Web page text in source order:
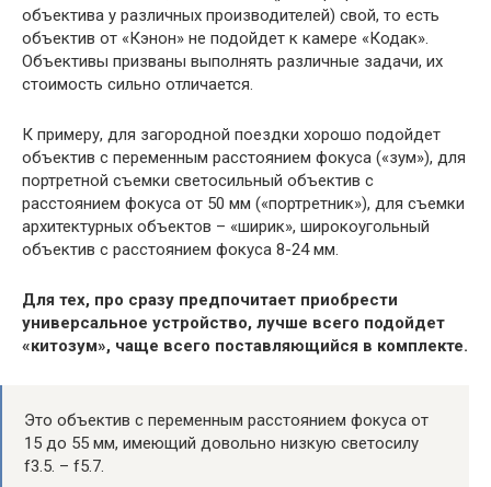
объектива у различных производителей) свой, то есть
объектив от «Кэнон» не подойдет к камере «Кодак».
Объективы призваны выполнять различные задачи, их
стоимость сильно отличается.
К примеру, для загородной поездки хорошо подойдет
объектив с переменным расстоянием фокуса («зум»), для
портретной съемки светосильный объектив с
расстоянием фокуса от 50 мм («портретник»), для съемки
архитектурных объектов – «ширик», широкоугольный
объектив с расстоянием фокуса 8-24 мм.
Для тех, про сразу предпочитает приобрести
универсальное устройство, лучше всего подойдет
«китозум», чаще всего поставляющийся в комплекте.
Это объектив с переменным расстоянием фокуса от
15 до 55 мм, имеющий довольно низкую светосилу
f3.5. – f5.7.